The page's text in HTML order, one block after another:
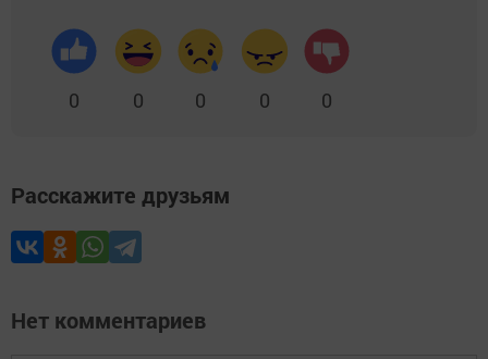
0 0 0 0 0
Расскажите друзьям
Нет комментариев